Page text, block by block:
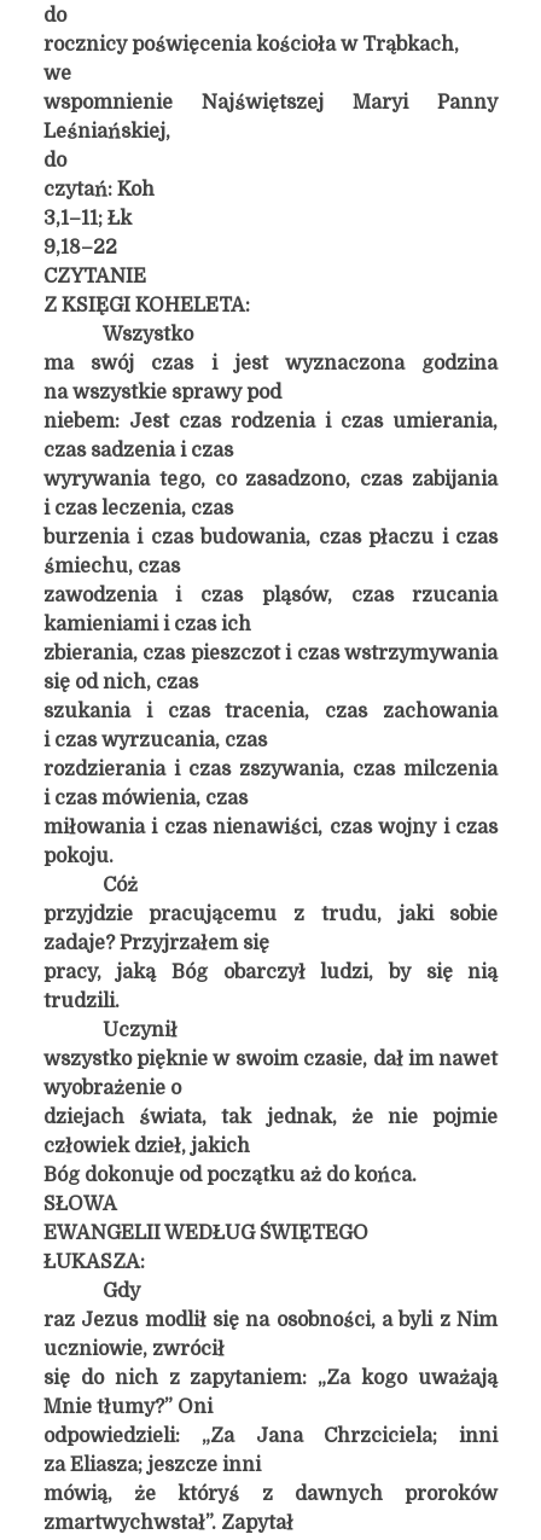
do
rocznicy poświęcenia kościoła w Trąbkach,
we
wspomnienie Najświętszej Maryi Panny
Leśniańskiej,
do
czytań: Koh
3,1–11; Łk
9,18–22
CZYTANIE
Z KSIĘGI KOHELETA:
Wszystko
ma swój czas i jest wyznaczona godzina
na wszystkie sprawy pod
niebem: Jest czas rodzenia i czas umierania,
czas sadzenia i czas
wyrywania tego, co zasadzono, czas zabijania
i czas leczenia, czas
burzenia i czas budowania, czas płaczu i czas
śmiechu, czas
zawodzenia i czas pląsów, czas rzucania
kamieniami i czas ich
zbierania, czas pieszczot i czas wstrzymywania
się od nich, czas
szukania i czas tracenia, czas zachowania
i czas wyrzucania, czas
rozdzierania i czas zszywania, czas milczenia
i czas mówienia, czas
miłowania i czas nienawiści, czas wojny i czas
pokoju.
Cóż
przyjdzie pracującemu z trudu, jaki sobie
zadaje? Przyjrzałem się
pracy, jaką Bóg obarczył ludzi, by się nią
trudzili.
Uczynił
wszystko pięknie w swoim czasie, dał im nawet
wyobrażenie o
dziejach świata, tak jednak, że nie pojmie
człowiek dzieł, jakich
Bóg dokonuje od początku aż do końca.
SŁOWA
EWANGELII WEDŁUG ŚWIĘTEGO
ŁUKASZA:
Gdy
raz Jezus modlił się na osobności, a byli z Nim
uczniowie, zwrócił
się do nich z zapytaniem: „Za kogo uważają
Mnie tłumy?” Oni
odpowiedzieli: „Za Jana Chrzciciela; inni
za Eliasza; jeszcze inni
mówią, że któryś z dawnych proroków
zmartwychwstał”. Zapytał